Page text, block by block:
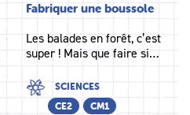
Fabriquer une boussole
Les balades en forêt, c’est
super ! Mais que faire si…
SCIENCES
CE2
CM1